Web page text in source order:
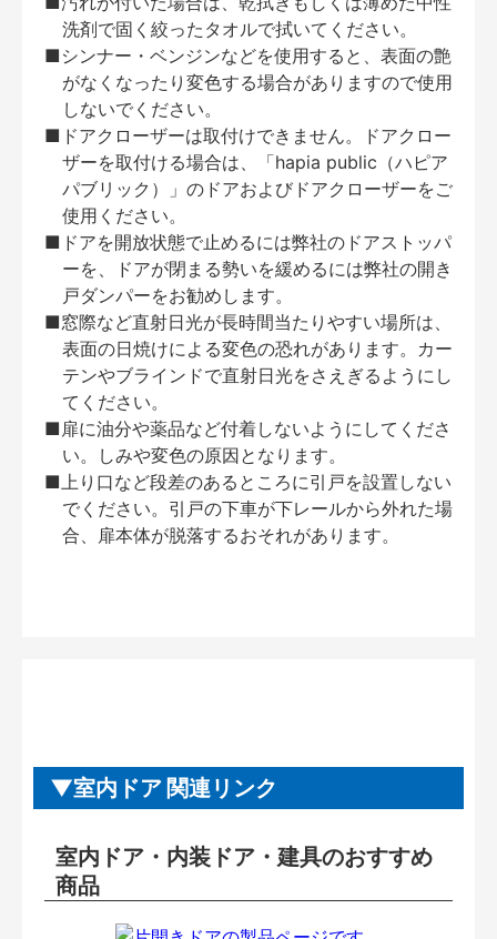
洗剤で固く絞ったタオルで拭いてください。
■シンナー・ベンジンなどを使用すると、表面の艶
がなくなったり変色する場合がありますので使用
しないでください。
■ドアクローザーは取付けできません。ドアクロー
ザーを取付ける場合は、「hapia public（ハピア
パブリック）」のドアおよびドアクローザーをご
使用ください。
■ドアを開放状態で止めるには弊社のドアストッパ
ーを、ドアが閉まる勢いを緩めるには弊社の開き
戸ダンパーをお勧めします。
■窓際など直射日光が長時間当たりやすい場所は、
表面の日焼けによる変色の恐れがあります。カー
テンやブラインドで直射日光をさえぎるようにし
てください。
■扉に油分や薬品など付着しないようにしてくださ
い。しみや変色の原因となります。
■上り口など段差のあるところに引戸を設置しない
でください。引戸の下車が下レールから外れた場
合、扉本体が脱落するおそれがあります。
室内ドア 関連リンク
室内ドア・内装ドア・建具のおすすめ
商品